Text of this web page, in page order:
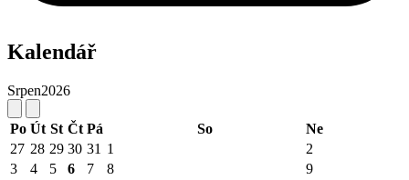
Kalendář
Srpen2026
Po Út St Čt Pá So
Ne
27 28 29 30 31 1
2
3
4 5 6 7 8
9